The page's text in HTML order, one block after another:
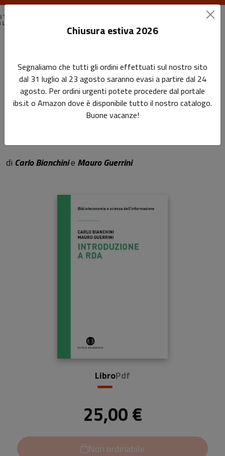
Introduzione a RDA
Introduzione a RDA
Linee guida per rappresentare e
di Carlo Bianchinie Mauro Guerrini
LibroPdf
25,00 €
Non ordinabile
Chiusura estiva 2026
Segnaliamo che tutti gli ordini effettuati sul nostro sito
dal 31 luglio al 23 agosto saranno evasi a partire dal 24
agosto. Per ordini urgenti potete procedere dal portale
ibs.it o Amazon dove è disponibile tutto il nostro catalogo.
Buone vacanze!